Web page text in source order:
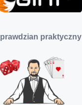
praktyczny